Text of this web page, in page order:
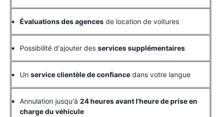
Évaluations des agences de location de voitures
Possibilité d'ajouter des services supplémentaires
Un service clientèle de confiance dans votre langue
Annulation jusqu'à 24 heures avant l'heure de prise en
charge du véhicule